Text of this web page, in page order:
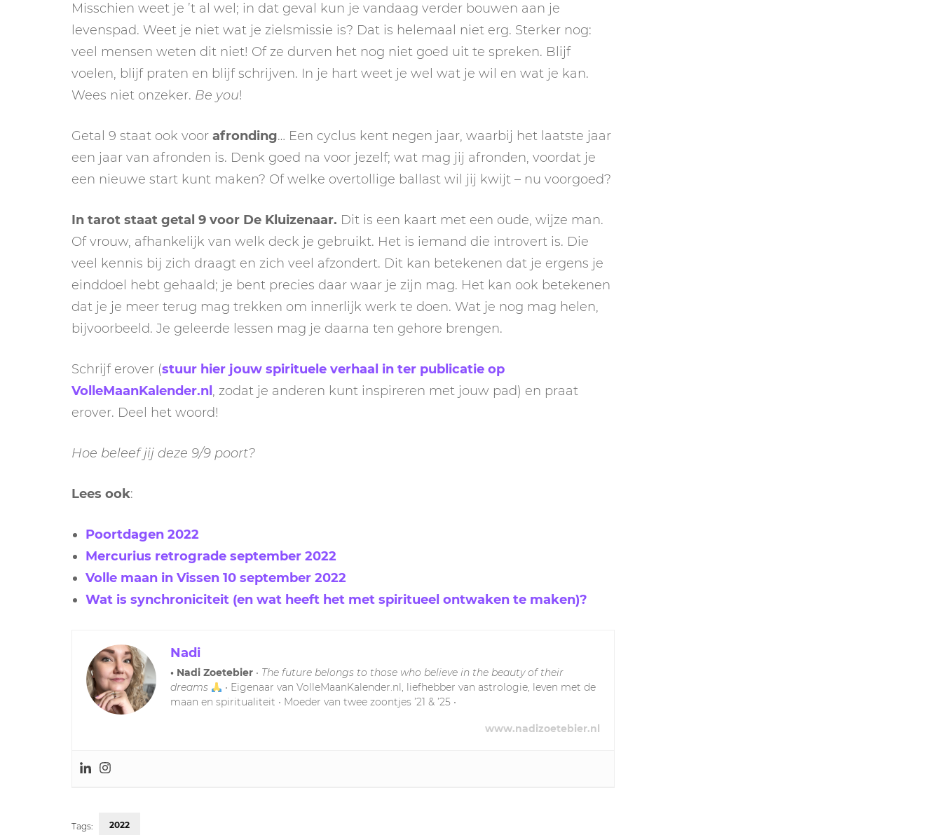
Misschien weet je ’t al wel; in dat geval kun je vandaag verder bouwen aan je
levenspad. Weet je niet wat je zielsmissie is? Dat is helemaal niet erg. Sterker nog:
veel mensen weten dit niet! Of ze durven het nog niet goed uit te spreken. Blijf
voelen, blijf praten en blijf schrijven. In je hart weet je wel wat je wil en wat je kan.
Wees niet onzeker. Be you!
Getal 9 staat ook voor afronding… Een cyclus kent negen jaar, waarbij het laatste jaar
een jaar van afronden is. Denk goed na voor jezelf; wat mag jij afronden, voordat je
een nieuwe start kunt maken? Of welke overtollige ballast wil jij kwijt – nu voorgoed?
In tarot staat getal 9 voor De Kluizenaar. Dit is een kaart met een oude, wijze man.
Of vrouw, afhankelijk van welk deck je gebruikt. Het is iemand die introvert is. Die
veel kennis bij zich draagt en zich veel afzondert. Dit kan betekenen dat je ergens je
einddoel hebt gehaald; je bent precies daar waar je zijn mag. Het kan ook betekenen
dat je je meer terug mag trekken om innerlijk werk te doen. Wat je nog mag helen,
bijvoorbeeld. Je geleerde lessen mag je daarna ten gehore brengen.
Schrijf erover (stuur hier jouw spirituele verhaal in ter publicatie op
VolleMaanKalender.nl, zodat je anderen kunt inspireren met jouw pad) en praat
erover. Deel het woord!
Hoe beleef jij deze 9/9 poort?
Lees ook:
Poortdagen 2022
Mercurius retrograde september 2022
Volle maan in Vissen 10 september 2022
Wat is synchroniciteit (en wat heeft het met spiritueel ontwaken te maken)?
Nadi
• Nadi Zoetebier • The future belongs to those who believe in the beauty of their
dreams
• Eigenaar van VolleMaanKalender.nl, liefhebber van astrologie, leven met de
maan en spiritualiteit • Moeder van twee zoontjes ’21 & ’25 •
www.nadizoetebier.nl
Tags: 2022